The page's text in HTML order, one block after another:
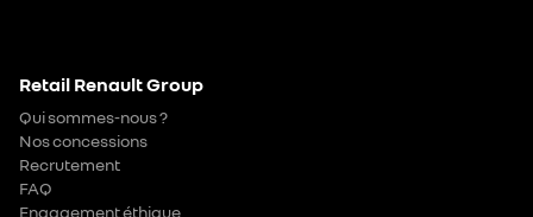
Retail Renault Group
Qui sommes-nous ?
Nos concessions
Recrutement
FAQ
Engagement éthique